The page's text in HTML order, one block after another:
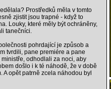
Prostředků měla v tomto
zjistit jsou trapné - když to
Louky, které měly být ochráněny,
tanečníci.
pohrdající je způsob a
tvrdili, pane premiére a pane
odhodlali za noci, aby
došlo i k té náhodě, že v době
A opět patrně zcela náhodou byl